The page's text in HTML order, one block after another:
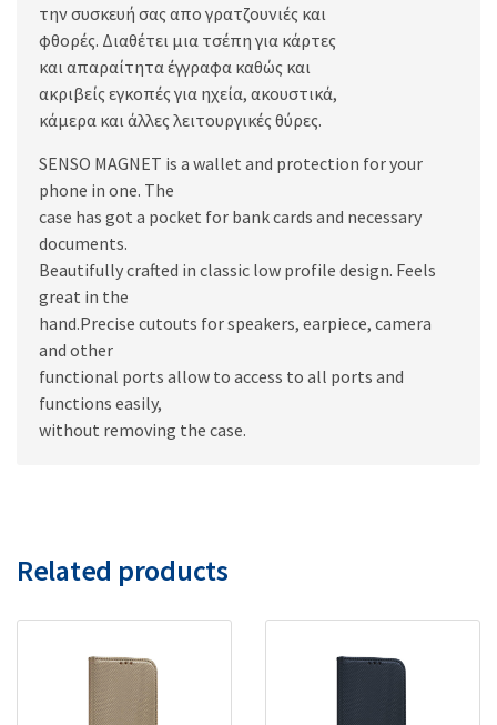
την συσκευή σας απο γρατζουνιές και
φθορές. Διαθέτει μια τσέπη για κάρτες
και απαραίτητα έγγραφα καθώς και
ακριβείς εγκοπές για ηχεία, ακουστικά,
κάμερα και άλλες λειτουργικές θύρες.
SENSO MAGNET is a wallet and protection for your
phone in one. The
case has got a pocket for bank cards and necessary
documents.
Beautifully crafted in classic low profile design. Feels
great in the
hand.Precise cutouts for speakers, earpiece, camera
and other
functional ports allow to access to all ports and
functions easily,
without removing the case.
Related products